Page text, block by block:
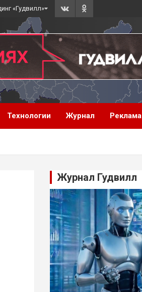
«Гудвилл»
Технологии Журнал Реклама
Журнал Гудвилл